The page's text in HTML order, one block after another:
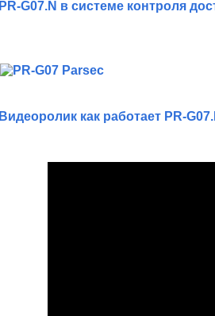
PR-G07.N в системе контроля
Видеоролик как работает PR-